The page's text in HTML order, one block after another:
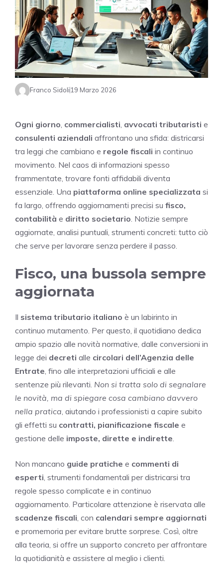
Franco Sidoli 19 Marzo 2026
Ogni giorno commercialisti avvocati tributaristi e
consulenti aziendali affrontano una sfida: districarsi
tra leggi che cambiano e regole fiscali in continuo
movimento. Nel caos di informazioni spesso
frammentate, trovare fonti affidabili diventa
essenziale. Una piattaforma online specializzata si
fa largo, offrendo aggiornamenti precisi su fisco,
contabilità e diritto societario . Notizie sempre
aggiornate, analisi puntuali, strumenti concreti: tutto ciò
che serve per lavorare senza perdere il passo.
Fisco, una bussola sempre
aggiornata
Il sistema tributario italiano è un labirinto in
continuo mutamento. Per questo, il quotidiano dedica
ampio spazio alle novità normative, dalle conversioni in
legge dei decreti alle circolari dell’Agenzia delle
Entrate , fino alle interpretazioni ufficiali e alle
sentenze più rilevanti. Non si tratta solo di segnalare
le novità, ma di spiegare cosa cambiano davvero
nella pratica , aiutando i professionisti a capire subito
gli effetti su contratti, pianificazione fiscale e
gestione delle imposte, dirette e indirette
Non mancano guide pratiche e commenti di
esperti , strumenti fondamentali per districarsi tra
regole spesso complicate e in continuo
aggiornamento. Particolare attenzione è riservata alle
scadenze fiscali , con calendari sempre aggiornati
e promemoria per evitare brutte sorprese. Così, oltre
alla teoria, si offre un supporto concreto per affrontare
la quotidianità e assistere al meglio i clienti.